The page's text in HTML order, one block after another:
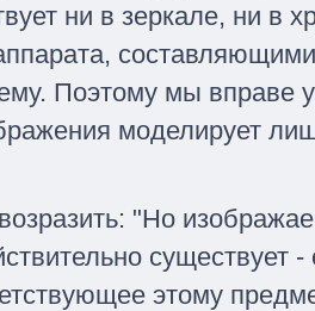
ни в зеркале, ни в
Поэтому мы вправе
моделирует
"Но
существует
этому